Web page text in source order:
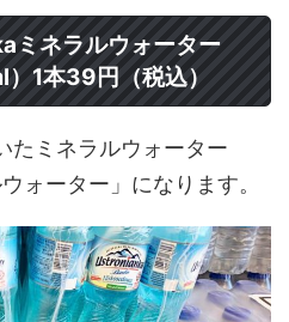
ネラルウォーター
1本39円（税込）
たミネラルウォーター
ォーター」になります。